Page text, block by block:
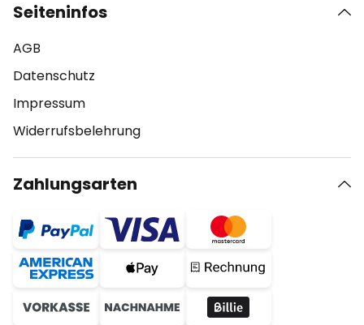
Seiteninfos
AGB
Datenschutz
Impressum
Widerrufsbelehrung
Zahlungsarten